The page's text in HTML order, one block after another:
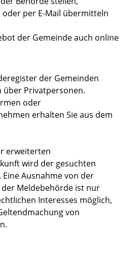
per E-Mail übermitteln
der Gemeinde auch online
der Gemeinden
Privatpersonen.
oder
erhalten Sie aus dem
erweiterten
wird der gesuchten
Ausnahme von der
Meldebehörde ist nur
Interesses möglich,
von